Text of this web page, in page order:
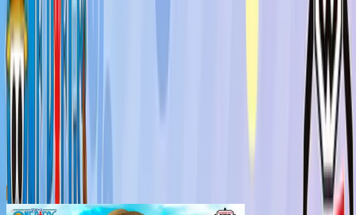
がございます。
新入荷景品の投入時間も、当日の配送状況により変動
いたします。
ONE PIECE